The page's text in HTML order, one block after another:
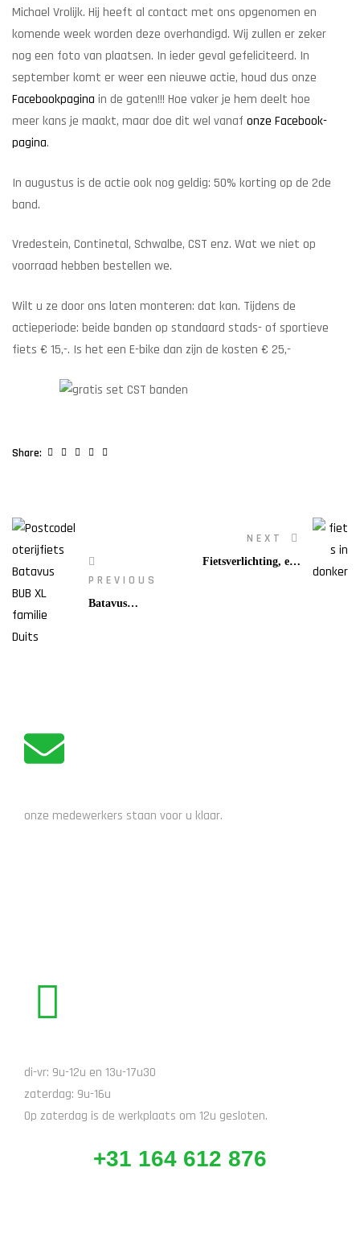
Michael Vrolijk. Hij heeft al contact met ons opgenomen en
komende week worden deze overhandigd. Wij zullen er zeker
nog een foto van plaatsen. In ieder geval gefeliciteerd. In
september komt er weer een nieuwe actie, houd dus onze
Facebookpagina in de gaten!!! Hoe vaker je hem deelt hoe
meer kans je maakt, maar doe dit wel vanaf onze Facebook-
pagina.
In augustus is de actie ook nog geldig: 50% korting op de 2de
band.
Vredestein, Continetal, Schwalbe, CST enz. Wat we niet op
voorraad hebben bestellen we.
Wilt u ze door ons laten monteren: dat kan. Tijdens de
actieperiode: beide banden op standaard stads- of sportieve
fiets € 15,-. Is het een E-bike dan zijn de kosten € 25,-
Share: Facebook
TwitterLinkedinGoogle+
PREVIOUS
Batavus
NEXT
Fietsverlichting, een
onze medewerkers staan voor u klaar.
di-vr: 9u-12u en 13u-17u30
zaterdag: 9u-16u
Op zaterdag is de werkplaats om 12u gesloten.
+31 164 612 876